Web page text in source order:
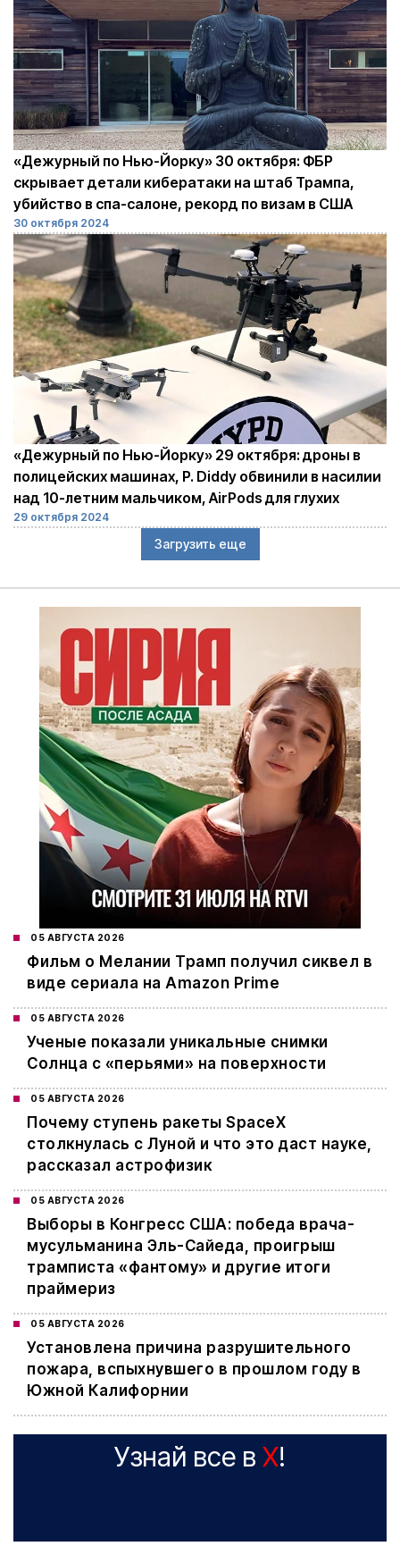
30 октября 2024
«Дежурный по Нью-Йорку» 30 октября: ФБР
скрывает детали кибератаки на штаб Трампа,
убийство в спа-салоне, рекорд по визам в США
29 октября 2024
«Дежурный по Нью-Йорку» 29 октября: дроны в
полицейских машинах, P. Diddy обвинили в насилии
над 10-летним мальчиком, AirPods для глухих
Загрузить еще
05 АВГУСТА 2026
Фильм о Мелании Трамп получил сиквел в
виде сериала на Amazon Prime
05 АВГУСТА 2026
Ученые показали уникальные снимки
Солнца с «перьями» на поверхности
05 АВГУСТА 2026
Почему ступень ракеты SpaceX
столкнулась с Луной и что это даст науке,
рассказал астрофизик
05 АВГУСТА 2026
Выборы в Конгресс США: победа врача-
мусульманина Эль-Сайеда, проигрыш
трамписта «фантому» и другие итоги
праймериз
05 АВГУСТА 2026
Установлена причина разрушительного
пожара, вспыхнувшего в прошлом году в
Южной Калифорнии
Узнай все в X!